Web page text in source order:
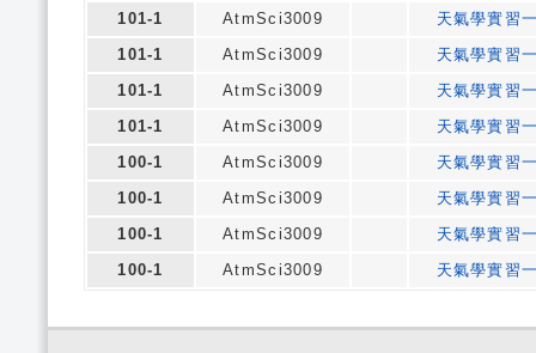
101-1
AtmSci3009
天氣學實習
101-1
AtmSci3009
天氣學實習
101-1
AtmSci3009
天氣學實習
101-1
AtmSci3009
天氣學實習
100-1
AtmSci3009
天氣學實習
100-1
AtmSci3009
天氣學實習
100-1
AtmSci3009
天氣學實習
100-1
AtmSci3009 天氣學實習